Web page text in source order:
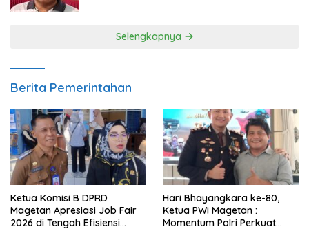
Selengkapnya
Berita Pemerintahan
Ketua Komisi B DPRD
Magetan Apresiasi Job Fair
2026 di Tengah Efisiensi
Hari Bhayangkara ke-80,
Ketua PWI Magetan :
Momentum Polri Perkuat